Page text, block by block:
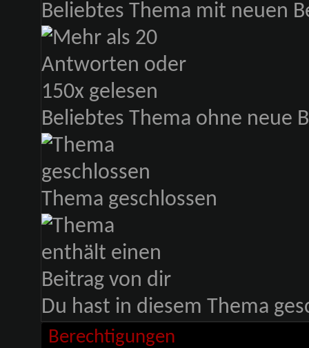
Beliebtes Thema mit neuen
Beliebtes Thema ohne neue
Thema geschlossen
Du hast in diesem Thema
Berechtigungen